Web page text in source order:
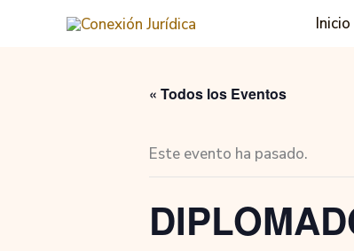
Inicio
« Todos los Eventos
Este evento ha pasado.